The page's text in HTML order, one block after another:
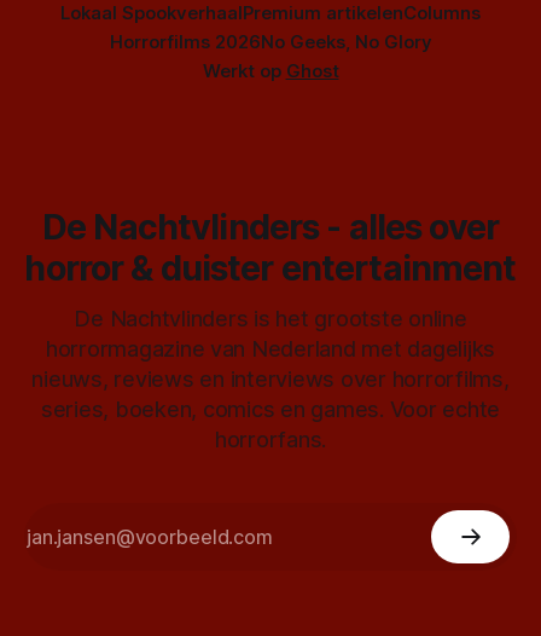
Lokaal SpookverhaalPremium artikelenColumns
Horrorfilms 2026No Geeks, No Glory
Werkt op Ghost
De Nachtvlinders - alles over
horror & duister entertainment
De Nachtvlinders is het grootste online
horrormagazine van Nederland met dagelijks
nieuws, reviews en interviews over horrorfilms,
series, boeken, comics en games. Voor echte
horrorfans.